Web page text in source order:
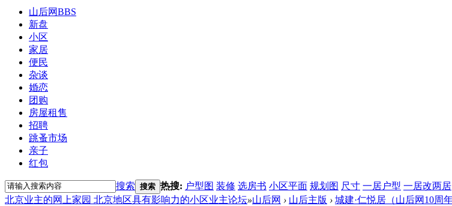
山后网BBS
新盘
小区
家居
便民
杂谈
婚恋
团购
房屋租售
招聘
跳蚤市场
亲子
红包
搜索 搜索 热搜: 户型图 装修 选房书 小区平面 规划图 尺寸 一居户型 一居改两居
北京业主的网上家园 北京地区具有影响力的小区业主论坛»山后网 › 山后主版 › 城建·仁悦居（山后网10周